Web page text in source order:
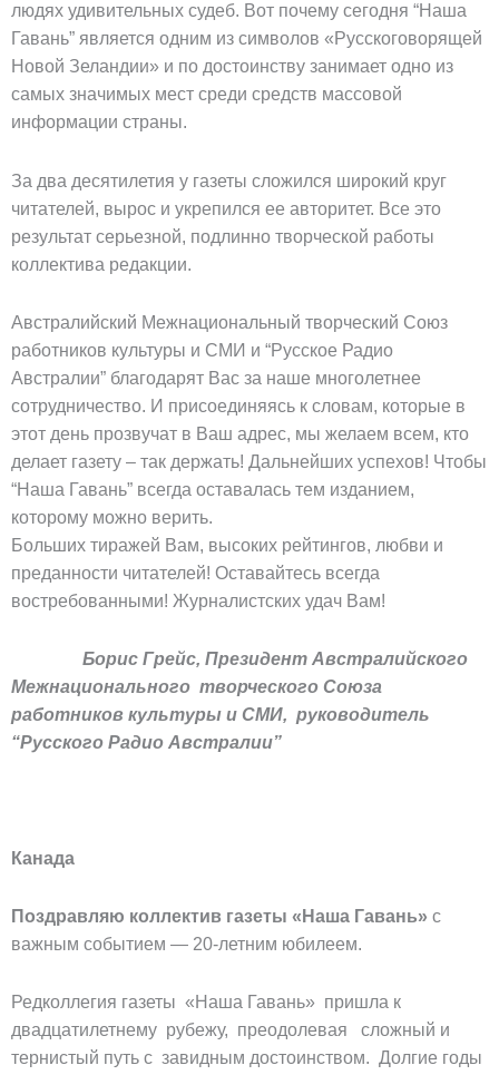
людях удивительных судеб. Вот почему сегодня “Наша
Гавань” является одним из символов «Русскоговорящей
Новой Зеландии» и по достоинству занимает одно из
самых значимых мест среди средств массовой
информации страны.
За два десятилетия у газеты сложился широкий круг
читателей, вырос и укрепился ее авторитет. Все это
результат серьезной, подлинно творческой работы
коллектива редакции.
Австралийский Межнациональный творческий Союз
работников культуры и СМИ и “Русское Радио
Австралии” благодарят Вас за наше многолетнее
сотрудничество. И присоединяясь к словам, которые в
этот день прозвучат в Ваш адрес, мы желаем всем, кто
делает газету – так держать! Дальнейших успехов! Чтобы
“Наша Гавань” всегда оставалась тем изданием,
которому можно верить.
Больших тиражей Вам, высоких рейтингов, любви и
преданности читателей! Оставайтесь всегда
востребованными! Журналистских удач Вам!
Борис Грейс, Президент Австралийского
Межнационального творческого Союза
работников культуры и СМИ, руководитель
“Русского Радио Австралии”
Канада
Поздравляю коллектив газеты «Наша Гавань» с
важным событием — 20-летним юбилеем.
Редколлегия газеты «Наша Гавань» пришла к
двадцатилетнему рубежу, преодолевая сложный и
тернистый путь с завидным достоинством. Долгие годы